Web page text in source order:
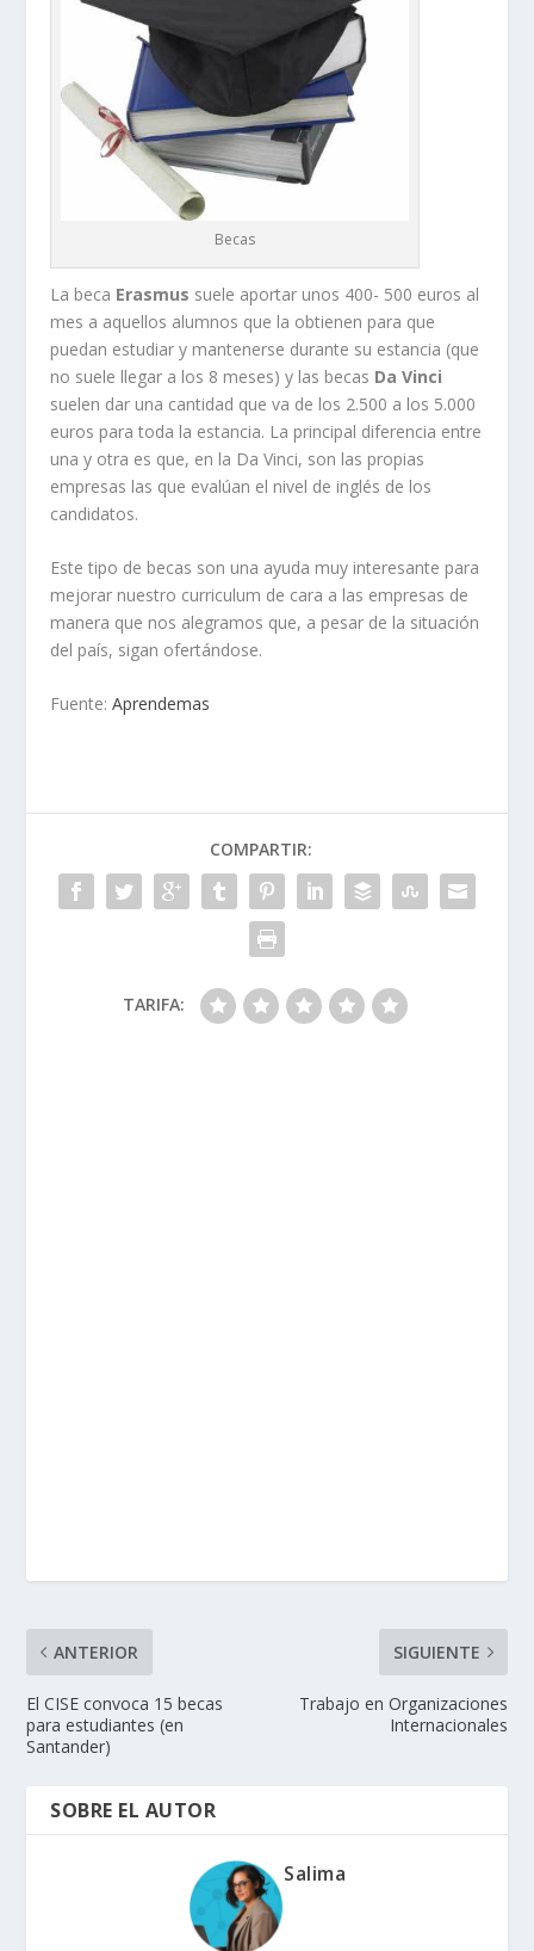
Becas
La beca Erasmus suele aportar unos 400- 500 euros al
mes a aquellos alumnos que la obtienen para que
puedan estudiar y mantenerse durante su estancia (que
no suele llegar a los 8 meses) y las becas Da Vinci
suelen dar una cantidad que va de los 2.500 a los 5.000
euros para toda la estancia. La principal diferencia entre
una y otra es que, en la Da Vinci, son las propias
empresas las que evalúan el nivel de inglés de los
candidatos.
Este tipo de becas son una ayuda muy interesante para
mejorar nuestro curriculum de cara a las empresas de
manera que nos alegramos que, a pesar de la situación
del país, sigan ofertándose.
Fuente: Aprendemas
COMPARTIR:
TARIFA:
ANTERIOR
El CISE convoca 15 becas
para estudiantes (en
Santander)
SIGUIENTE
Trabajo en Organizaciones
Internacionales
SOBRE EL AUTOR
Salima